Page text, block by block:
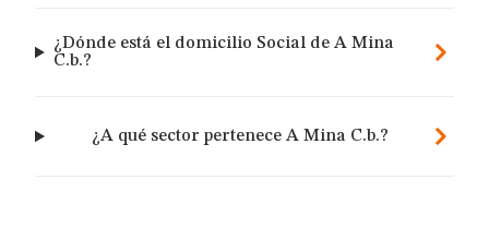
¿Dónde está el domicilio Social de A Mina
C.b.?
¿A qué sector pertenece A Mina C.b.?